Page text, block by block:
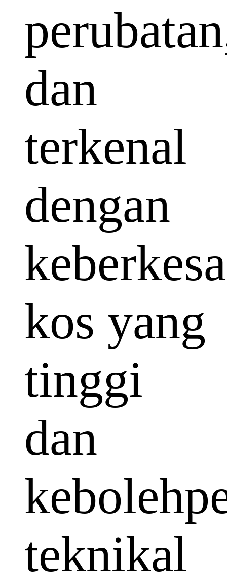
dan
terkenal
dengan
kos yang
tinggi
dan
teknikal